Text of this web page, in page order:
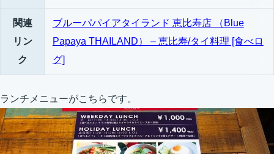
関連
リン
ク
ブルーパパイアタイランド 恵比寿店 （Blue
Papaya THAILAND） – 恵比寿/タイ料理 [食べロ
グ]
ランチメニューがこちらです。